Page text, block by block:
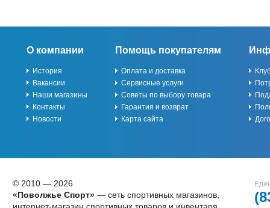
О компании
История
Вакансии
Наши магазины
Контакты
Новости
Помощь покупателям
Оплата и доставка
Сервисные услуги
Советы по выбору товара
Гарантия и возврат
Карта сайта
© 2010 — 2026
«Поволжье Спорт»— сеть спортивных магазинов,